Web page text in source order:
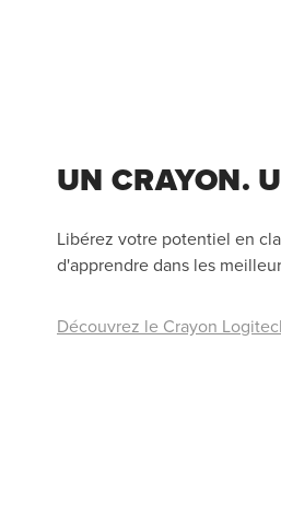
UN CRAYON.
Libérez votre potentiel en
d'apprendre dans les
Découvrez le Crayon